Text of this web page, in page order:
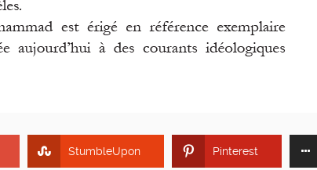
StumbleUpon Pinterest